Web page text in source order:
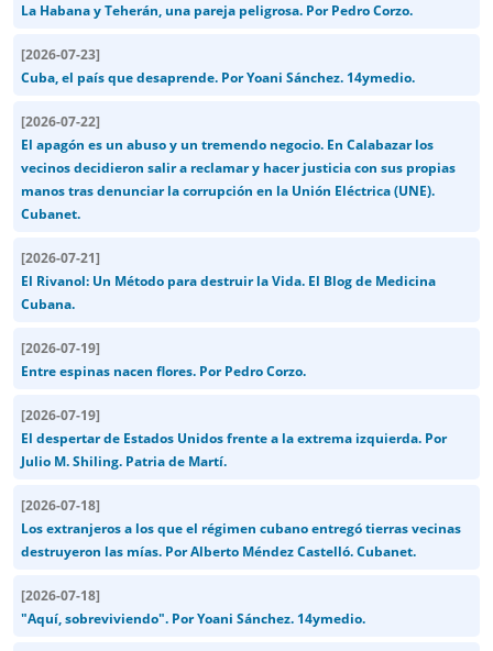
La Habana y Teherán, una pareja peligrosa. Por Pedro Corzo.
[2026-07-23]
Cuba, el país que desaprende. Por Yoani Sánchez. 14ymedio.
[2026-07-22]
El apagón es un abuso y un tremendo negocio. En Calabazar los
vecinos decidieron salir a reclamar y hacer justicia con sus propias
manos tras denunciar la corrupción en la Unión Eléctrica (UNE).
Cubanet.
[2026-07-21]
El Rivanol: Un Método para destruir la Vida. El Blog de Medicina
Cubana.
[2026-07-19]
Entre espinas nacen flores. Por Pedro Corzo.
[2026-07-19]
El despertar de Estados Unidos frente a la extrema izquierda. Por
Julio M. Shiling. Patria de Martí.
[2026-07-18]
Los extranjeros a los que el régimen cubano entregó tierras vecinas
destruyeron las mías. Por Alberto Méndez Castelló. Cubanet.
[2026-07-18]
"Aquí, sobreviviendo". Por Yoani Sánchez. 14ymedio.